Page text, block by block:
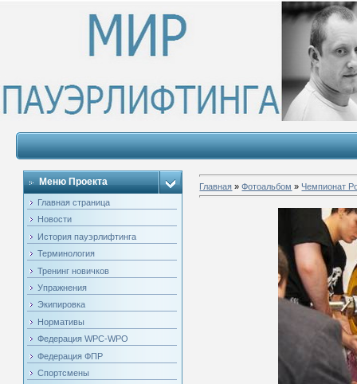
Меню Проекта
Главная страница
Новости
История пауэрлифтинга
Терминология
Тренинг новичков
Упражнения
Экипировка
Нормативы
Федерация WPC-WPO
Федерация ФПР
Спортсмены
Главная »Фотоальбом »Чемпионат